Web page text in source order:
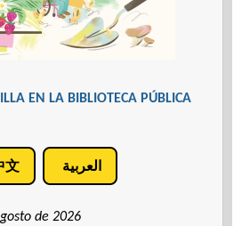
EN LA BIBLIOTECA PÚBLICA
文 العربية
de 2026